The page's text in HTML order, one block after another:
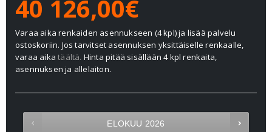
40 126,00€
Varaa aika renkaiden asennukseen (4 kpl) ja lisää palvelu
ostoskoriin. Jos tarvitset asennuksen yksittäiselle renkaalle,
varaa aikatäältä. Hinta pitää sisällään 4 kpl renkaita,
asennuksen ja allelaiton.
ELOKUU 2026